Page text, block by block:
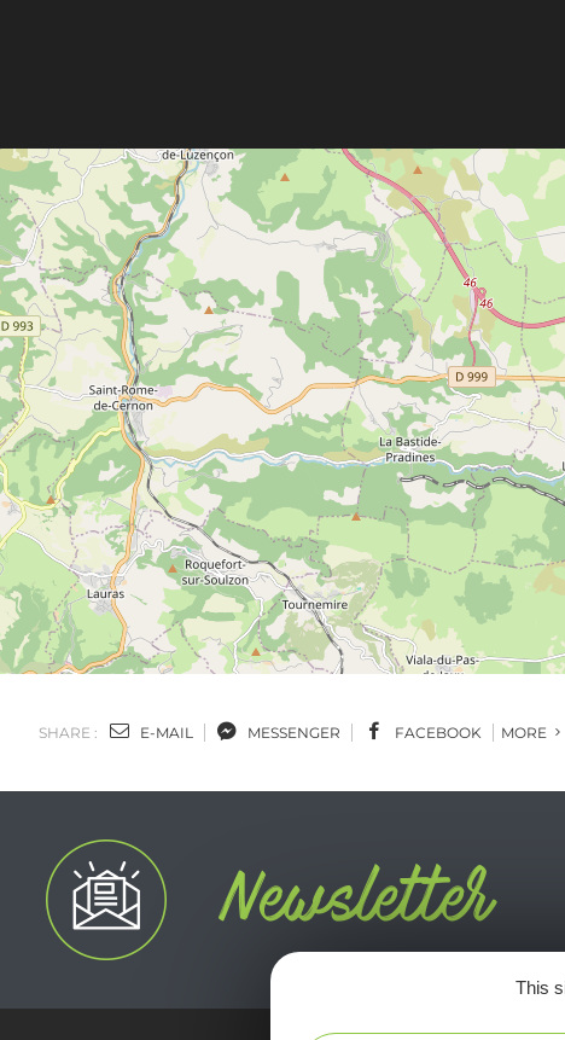
SHARE : E-MAIL MESSENGER FACEBOOK MORE
This